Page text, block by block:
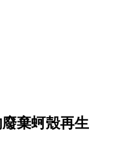
棄蚵殼再生